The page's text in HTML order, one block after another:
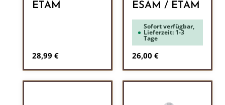
ETAM
Regulärer Preis:
28,99 €
ESAM / ETAM
Sofort verfügbar,
Lieferzeit: 1-3
Tage
Regulärer Preis:
26,00 €